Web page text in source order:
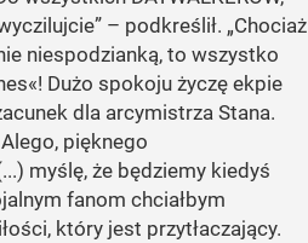
– podkreślił. „Chociaż
niespodzianką, to wszystko
Dużo spokoju życzę ekpie
dla arcymistrza Stana.
pięknego
myślę, że będziemy kiedyś
fanom chciałbym
który jest przytłaczający.